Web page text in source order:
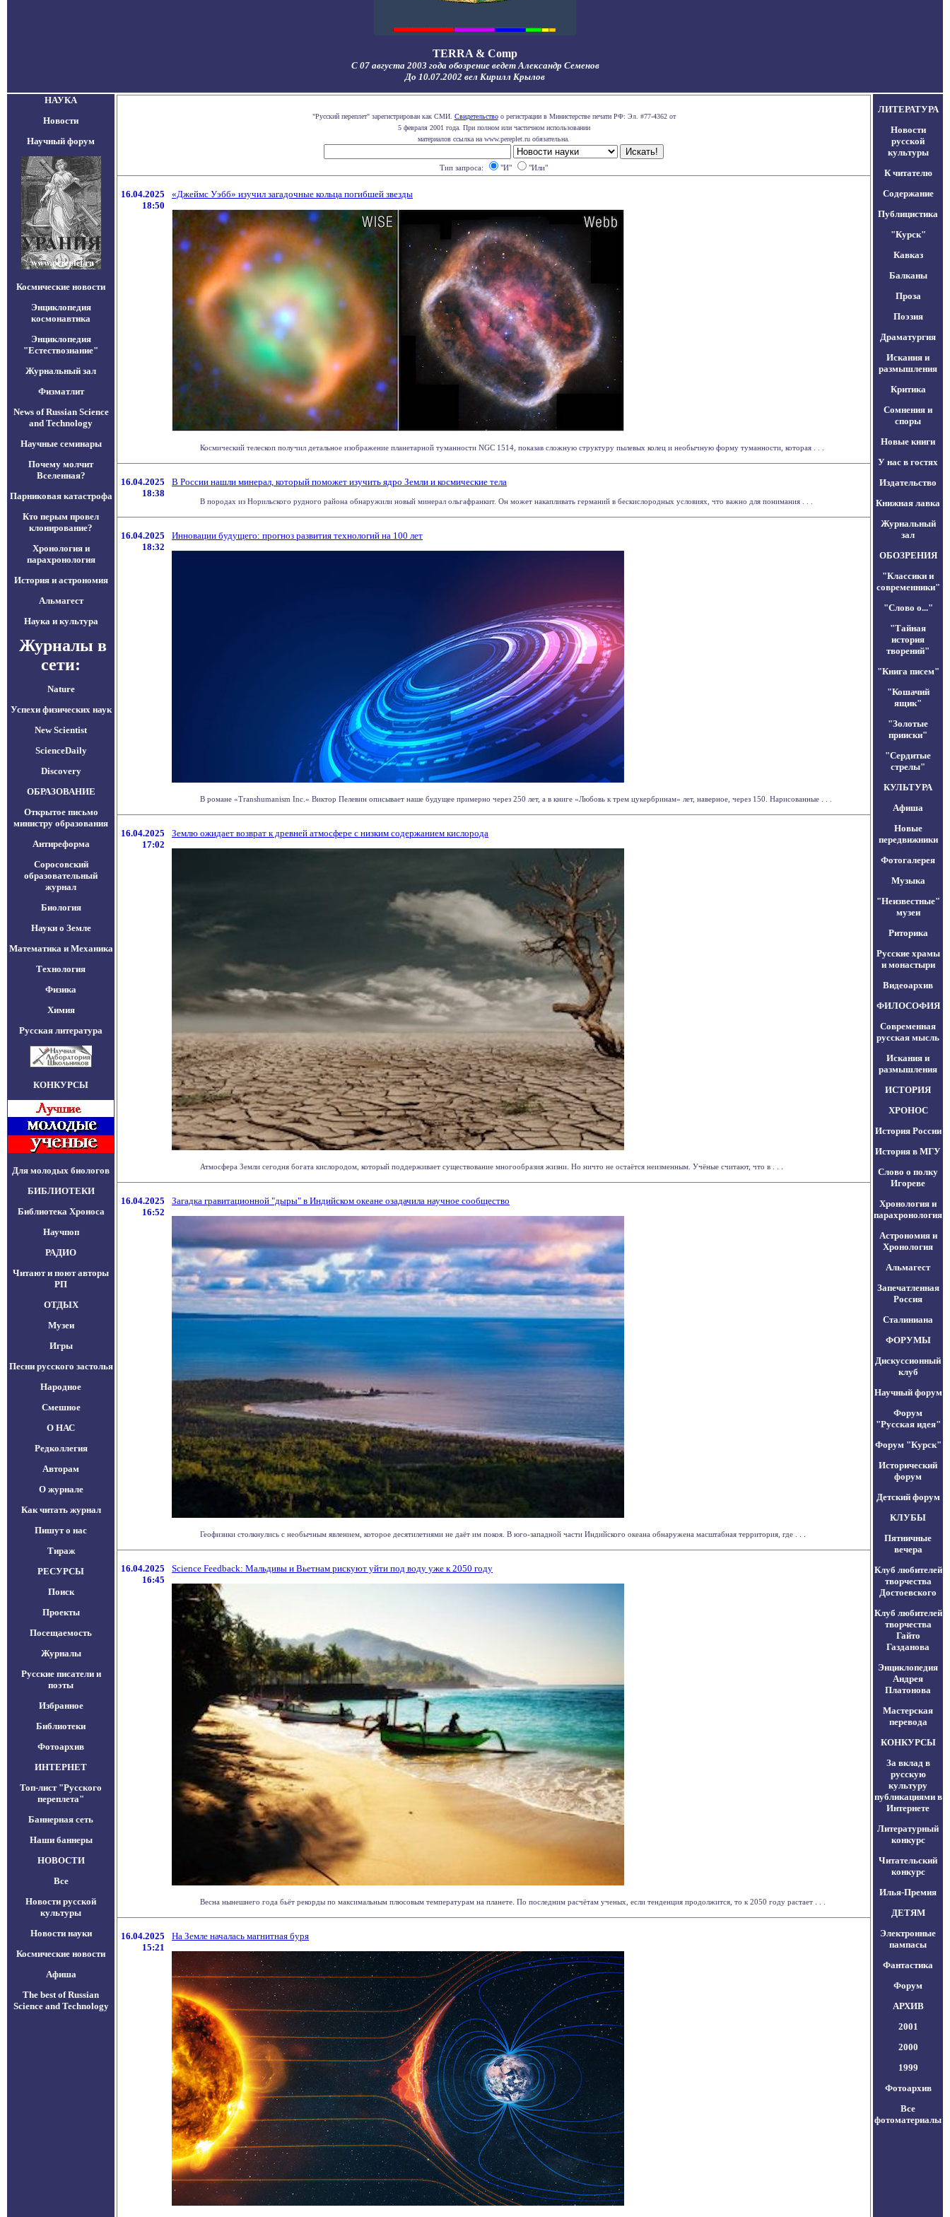
TERRA & Comp
С 07 августа 2003 года обозрение ведет Александр Семенов
До 10.07.2002 вел Кирилл Крылов
НАУКА
Новости
Научный форум
Космические новости
Энциклопедия
космонавтика
Энциклопедия
"Естествознание"
Журнальный зал
Физматлит
News of Russian Science
and Technology
Научные семинары
Почему молчит
Вселенная?
Парниковая катастрофа
Кто перым провел
клонирование?
Хронология и
парахронология
История и астрономия
Альмагест
Наука и культура
Журналы в
сети:
Nature
Успехи физических наук
New Scientist
ScienceDaily
Discovery
ОБРАЗОВАНИЕ
Открытое письмо
министру образования
Антиреформа
Соросовский
образовательный
журнал
Биология
Науки о Земле
Математика и Механика
Технология
Физика
Химия
Русская литература
КОНКУРСЫ
Для молодых биологов
БИБЛИОТЕКИ
Библиотека Хроноса
Научпоп
РАДИО
Читают и поют авторы
РП
ОТДЫХ
Музеи
Игры
Песни русского застолья
Народное
Смешное
О НАС
Редколлегия
Авторам
О журнале
Как читать журнал
Пишут о нас
Тираж
РЕСУРСЫ
Поиск
Проекты
Посещаемость
Журналы
Русские писатели и
поэты
Избранное
Библиотеки
Фотоархив
ИНТЕРНЕТ
Топ-лист "Русского
переплета"
Баннерная сеть
Наши баннеры
НОВОСТИ
Все
Новости русской
культуры
Новости науки
Космические новости
Афиша
The best of Russian
Science and Technology
"Русский переплет" зарегистрирован как СМИ. Свидетельствоо регистрации в Министерстве печати РФ: Эл. #77-4362 от
5 февраля 2001 года. При полном или частичном использовании
материалов ссылка на www.pereplet.ru обязательна.
Тип запроса: "И" "Или"
16.04.2025
18:50
«Джеймс Уэбб» изучил загадочные кольца погибшей звезды
Космический телескоп получил детальное изображение планетарной туманности NGC 1514, показав сложную структуру пылевых колец и необычную форму туманности, которая . . .
16.04.2025
18:38
В России нашли минерал, который поможет изучить ядро Земли и космические тела
В породах из Норильского рудного района обнаружили новый минерал ольгафранкит. Он может накапливать германий в бескислородных условиях, что важно для понимания . . .
16.04.2025
18:32
Инновации будущего: прогноз развития технологий на 100 лет
В романе «Transhumanism Inc.» Виктор Пелевин описывает наше будущее примерно через 250 лет, а в книге «Любовь к трем цукербринам» лет, наверное, через 150. Нарисованные . . .
16.04.2025
17:02
Землю ожидает возврат к древней атмосфере с низким содержанием кислорода
Атмосфера Земли сегодня богата кислородом, который поддерживает существование многообразия жизни. Но ничто не остаётся неизменным. Учёные считают, что в . . .
16.04.2025
16:52
Загадка гравитационной "дыры" в Индийском океане озадачила научное сообщество
Геофизики столкнулись с необычным явлением, которое десятилетиями не даёт им покоя. В юго-западной части Индийского океана обнаружена масштабная территория, где . . .
16.04.2025
16:45
Science Feedback: Мальдивы и Вьетнам рискуют уйти под воду уже к 2050 году
Весна нынешнего года бьёт рекорды по максимальным плюсовым температурам на планете. По последним расчётам ученых, если тенденция продолжится, то к 2050 году растает . . .
16.04.2025
15:21
На Земле началась магнитная буря
ЛИТЕРАТУРА
Новости
русской
культуры
К читателю
Содержание
Публицистика
"Курск"
Кавказ
Балканы
Проза
Поэзия
Драматургия
Искания и
размышления
Критика
Сомнения и
споры
Новые книги
У нас в гостях
Издательство
Книжная лавка
Журнальный
зал
ОБОЗРЕНИЯ
"Классики и
современники"
"Слово о..."
"Тайная
история
творений"
"Книга писем"
"Кошачий
ящик"
"Золотые
прииски"
"Сердитые
стрелы"
КУЛЬТУРА
Афиша
Новые
передвижники
Фотогалерея
Музыка
"Неизвестные"
музеи
Риторика
Русские храмы
и монастыри
Видеоархив
ФИЛОСОФИЯ
Современная
русская мысль
Искания и
размышления
ИСТОРИЯ
ХРОНОС
История России
История в МГУ
Слово о полку
Игореве
Хронология и
парахронология
Астрономия и
Хронология
Альмагест
Запечатленная
Россия
Сталиниана
ФОРУМЫ
Дискуссионный
клуб
Научный форум
Форум
"Русская идея"
Форум "Курск"
Исторический
форум
Детский форум
КЛУБЫ
Пятничные
вечера
Клуб любителей
творчества
Достоевского
Клуб любителей
творчества
Гайто
Газданова
Энциклопедия
Андрея
Платонова
Мастерская
перевода
КОНКУРСЫ
За вклад в
русскую
культуру
публикациями в
Интернете
Литературный
конкурс
Читательский
конкурс
Илья-Премия
ДЕТЯМ
Электронные
пампасы
Фантастика
Форум
АРХИВ
2001
2000
1999
Фотоархив
Все
фотоматериалы